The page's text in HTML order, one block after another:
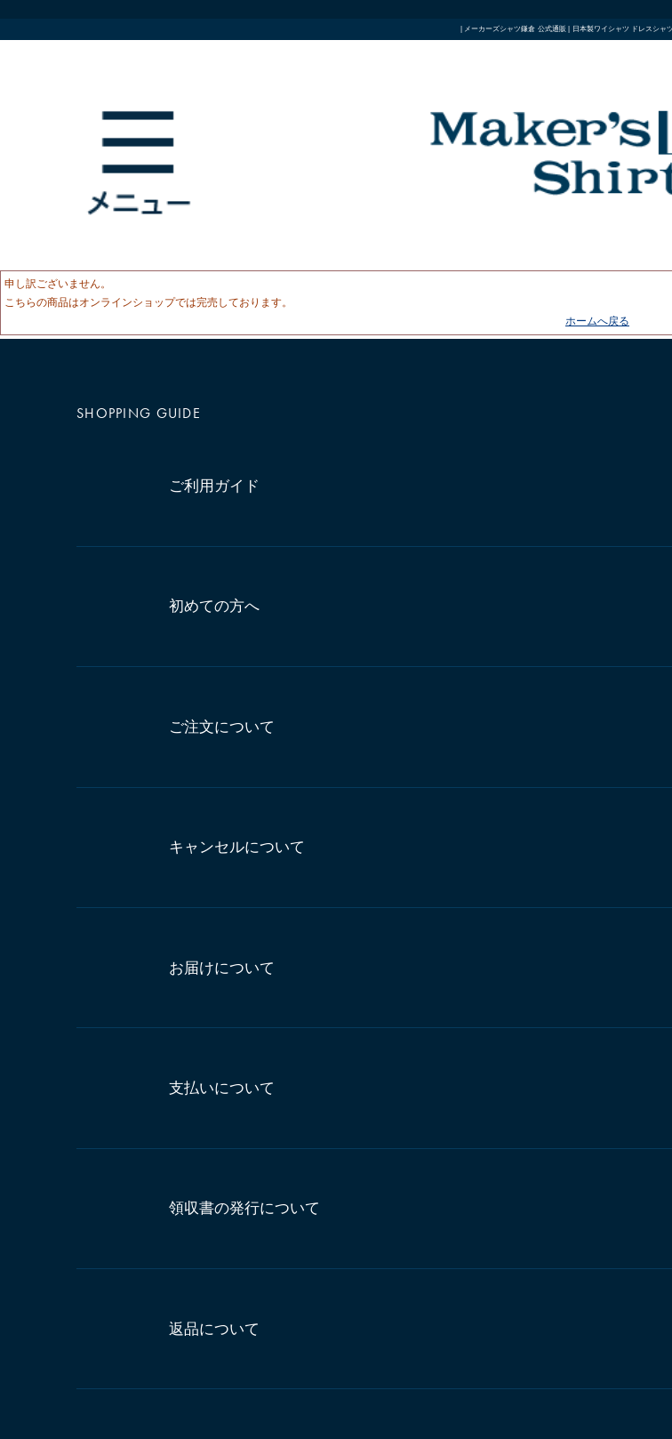
| メーカーズシャツ鎌倉 公式通販 | 日本製ワイシャツ ドレスシャ
申し訳ございません。
こちらの商品はオンラインショップでは完売しております。
ホームへ戻る
SHOPPING GUIDE
ご利用ガイド
初めての方へ
ご注文について
キャンセルについて
お届けについて
支払いについて
領収書の発行について
返品について